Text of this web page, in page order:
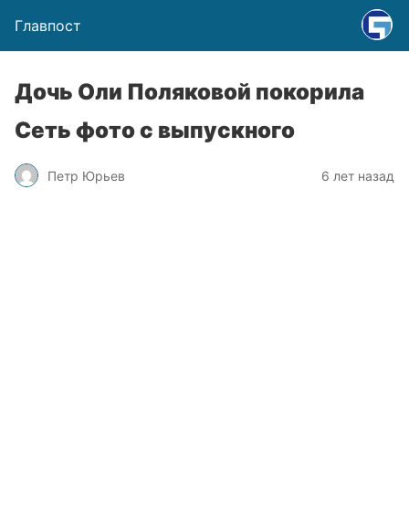
Главпост
Дочь Оли Поляковой покорила
Сеть фото с выпускного
Петр Юрьев 6 лет назад